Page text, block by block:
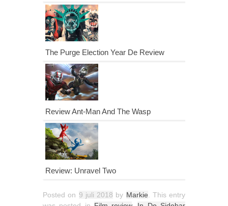
The Purge Election Year De Review
Review Ant-Man And The Wasp
Review: Unravel Two
Posted on 9 juli 2018 by Markie . This entry